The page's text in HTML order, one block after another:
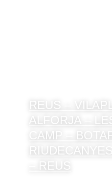
REUS –
ALFORJA –
CAMP –
– REUS